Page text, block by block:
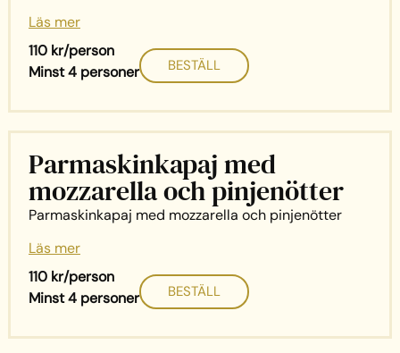
Läs mer
110 kr/person
Minst 4 personer
BESTÄLL
Parmaskinkapaj med
mozzarella och pinjenötter
Parmaskinkapaj med mozzarella och pinjenötter
Läs mer
110 kr/person
Minst 4 personer
BESTÄLL